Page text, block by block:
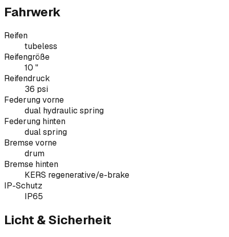
Fahrwerk
Reifen
tubeless
Reifengröße
10 "
Reifendruck
36 psi
Federung vorne
dual hydraulic spring
Federung hinten
dual spring
Bremse vorne
drum
Bremse hinten
KERS regenerative/e-brake
IP-Schutz
IP65
Licht & Sicherheit